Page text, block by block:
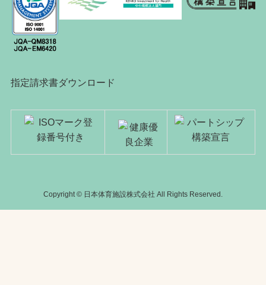
指定請求書ダウンロード
Copyright © 日本体育施設株式会社 All Rights Reserved.